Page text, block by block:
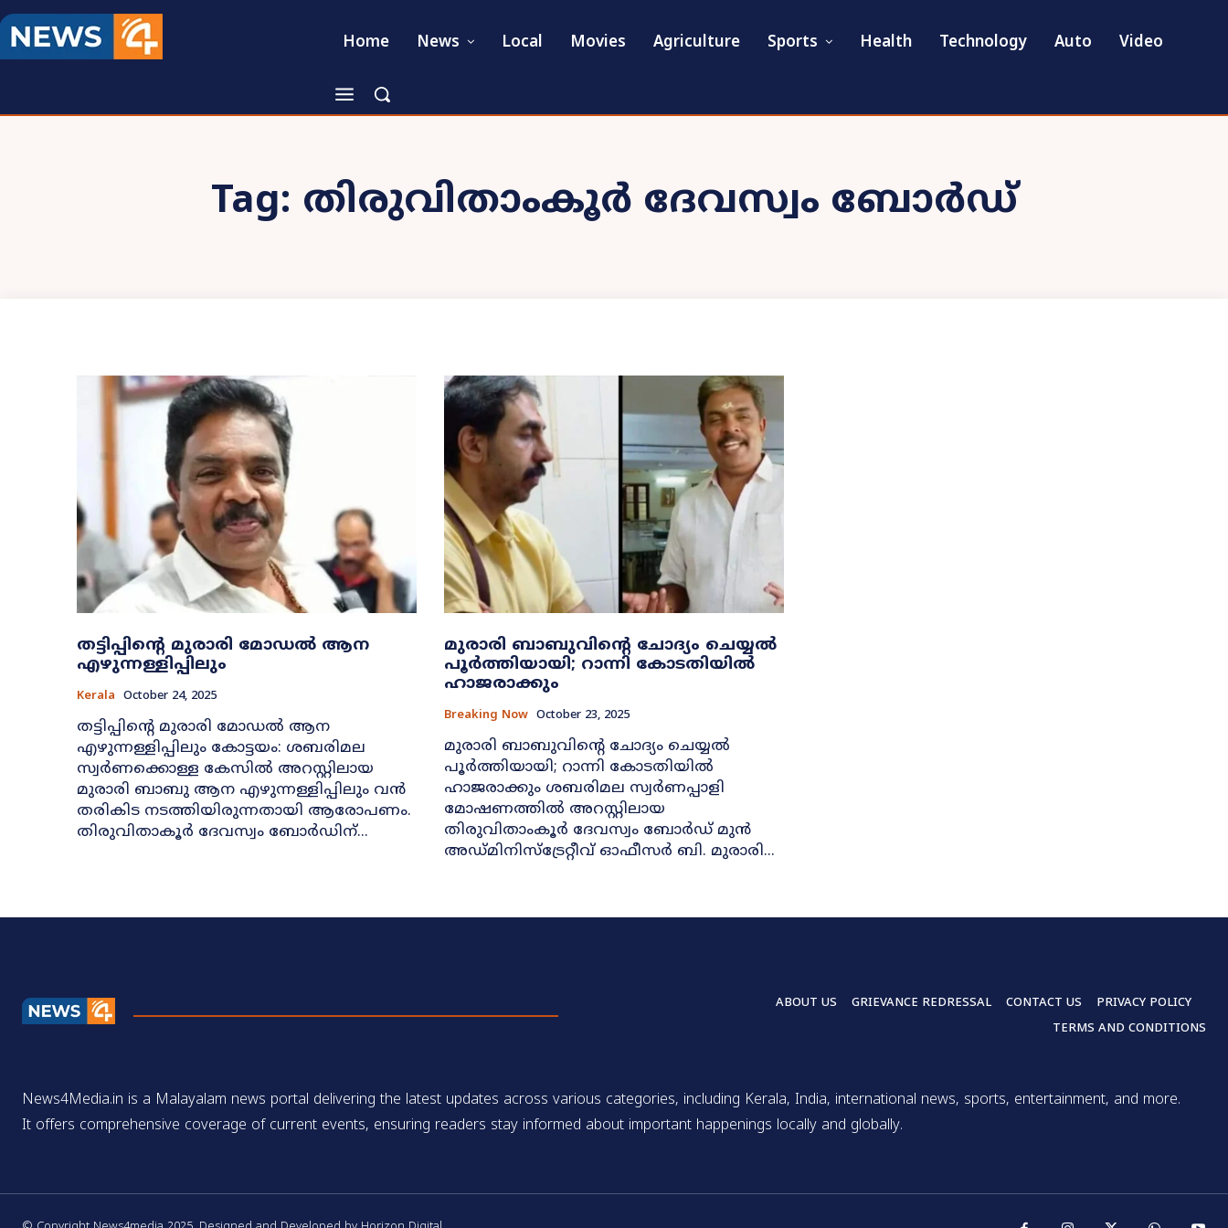
Home News Local Movies Agriculture Sports Health Technology Auto Video
Tag: തിരുവിതാംകൂർ ദേവസ്വം ബോർഡ്
തട്ടിപ്പിൻ്റെ മുരാരി മോഡൽ ആന
എഴുന്നള്ളിപ്പിലും
Kerala October 24, 2025
തട്ടിപ്പിൻ്റെ മുരാരി മോഡൽ ആന
എഴുന്നള്ളിപ്പിലും കോട്ടയം: ശബരിമല
സ്വർണക്കൊള്ള കേസിൽ അറസ്റ്റിലായ
മുരാരി ബാബു ആന എഴുന്നള്ളിപ്പിലും വൻ
തരികിട നടത്തിയിരുന്നതായി ആരോപണം.
തിരുവിതാകൂർ ദേവസ്വം ബോർഡിന്...
മുരാരി ബാബുവിന്റെ ചോദ്യം ചെയ്യല്‍
പൂര്‍ത്തിയായി; റാന്നി കോടതിയില്‍
ഹാജരാക്കും
Breaking Now October 23, 2025
മുരാരി ബാബുവിന്റെ ചോദ്യം ചെയ്യല്‍
പൂര്‍ത്തിയായി; റാന്നി കോടതിയില്‍
ഹാജരാക്കും ശബരിമല സ്വര്‍ണപ്പാളി
മോഷണത്തില്‍ അറസ്റ്റിലായ
തിരുവിതാംകൂര്‍ ദേവസ്വം ബോര്‍ഡ് മുന്‍
അഡ്മിനിസ്‌ട്രേറ്റീവ് ഓഫീസര്‍ ബി. മുരാരി...
ABOUT US GRIEVANCE REDRESSAL CONTACT US
PRIVACY POLICY
TERMS AND CONDITIONS
News4Media.in is a Malayalam news portal delivering the latest updates across various categories, including Kerala, India, international news, sports, entertainment, and more.
It offers comprehensive coverage of current events, ensuring readers stay informed about important happenings locally and globally.